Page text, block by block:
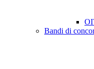
Bandi di